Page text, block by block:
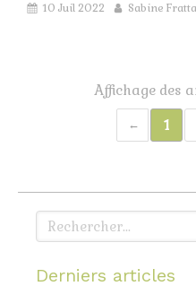
10 Juil 2022 Sabine
Affichage des
1
Rechercher
Derniers articles